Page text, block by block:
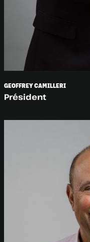
GEOFFREY CAMILLERI
Président